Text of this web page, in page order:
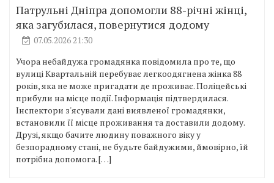
Патрульні Дніпра допомогли 88-річні жінці,
яка загубилася, повернутися додому
07.05.2026 21:30
Учора небайдужа громадянка повідомила про те, що
вулиці Квартальній перебуває легкоодягнена жінка 88
років, яка не може пригадати де проживає. Поліцейські
прибули на місце події. Інформація підтвердилася.
Інспектори з'ясували дані виявленої громадянки,
встановили її місце проживання та доставили додому.
Друзі, якщо бачите людину поважного віку у
безпорадному стані, не будьте байдужими, ймовірно, їй
потрібна допомога. […]